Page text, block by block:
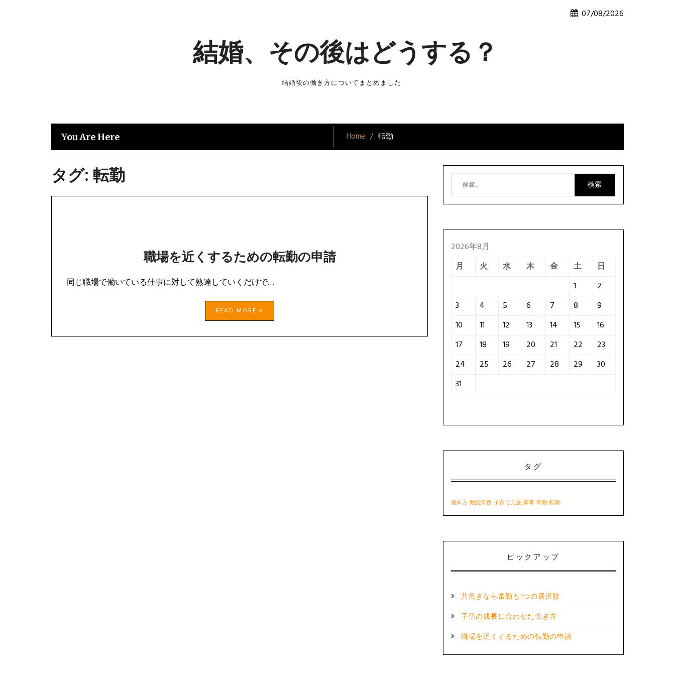
07/08/2026
結婚、その後はどうする？
結婚後の働き方についてまとめました
You Are Here Home 転勤
タグ: 転勤
職場を近くするための転勤の申請
同じ職場で働いている仕事に対して熟達していくだけで…
READ MORE
検
2026年8月
月
火 水 木 金 土
日
1
2
3
4 5 6 7 8
9
10
11 12 13 14 15
16
17
18 19 20 21 22
23
24
25 26 27 28 29
30
31
タグ
働き方 勤続年数 子育て支援 家事 常勤 転勤
ピックアップ
共働きなら常勤も1つの選択肢
子供の成長に合わせた働き方
職場を近くするための転勤の申請